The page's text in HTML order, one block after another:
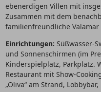
ebenerdigen Villen mit
Zusammen mit dem
familienfreundliche Valamar
Einrichtungen: Süßwasser-
und Sonnenschirmen (im
Kinderspielplatz, Parkplatz.
Restaurant mit Show-
„Oliva“ am Strand,